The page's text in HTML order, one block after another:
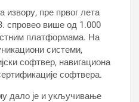
извору, пре првог лета
спровео више од 1.000
платформама. На
системи,
софтвер, навигациона
софтвера.
дало је и укључивање